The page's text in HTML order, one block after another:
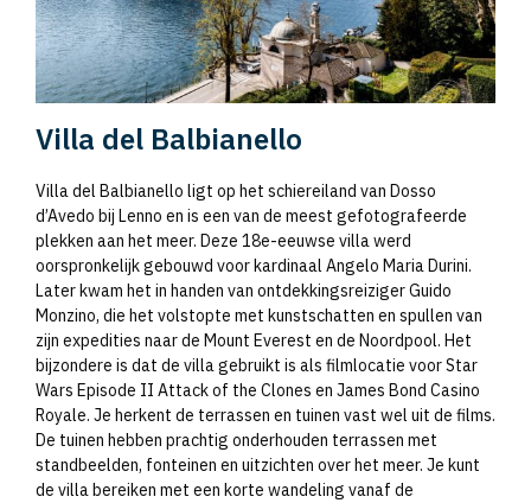
Villa del Balbianello
Villa del Balbianello ligt op het schiereiland van Dosso
d’Avedo bij Lenno en is een van de meest gefotografeerde
plekken aan het meer. Deze 18e-eeuwse villa werd
oorspronkelijk gebouwd voor kardinaal Angelo Maria Durini.
Later kwam het in handen van ontdekkingsreiziger Guido
Monzino, die het volstopte met kunstschatten en spullen van
zijn expedities naar de Mount Everest en de Noordpool. Het
bijzondere is dat de villa gebruikt is als filmlocatie voor Star
Wars Episode II Attack of the Clones en James Bond Casino
Royale. Je herkent de terrassen en tuinen vast wel uit de films.
De tuinen hebben prachtig onderhouden terrassen met
standbeelden, fonteinen en uitzichten over het meer. Je kunt
de villa bereiken met een korte wandeling vanaf de